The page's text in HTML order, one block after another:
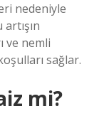
nedeniyle
ve nemli
sağlar.
mi?